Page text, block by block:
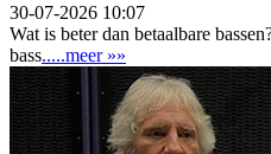
30-07-2026 10:07
Wat is beter dan betaalbare
bass.....meer »»